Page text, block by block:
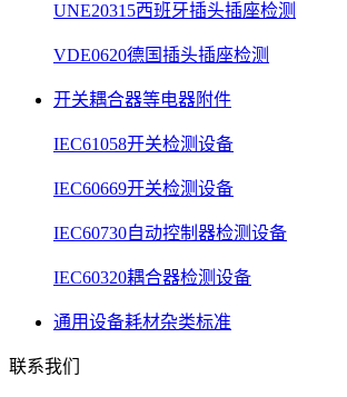
UNE20315西班牙插头插座检测
VDE0620德国插头插座检测
开关耦合器等电器附件
IEC61058开关检测设备
IEC60669开关检测设备
IEC60730自动控制器检测设备
IEC60320耦合器检测设备
通用设备耗材杂类标准
联系我们